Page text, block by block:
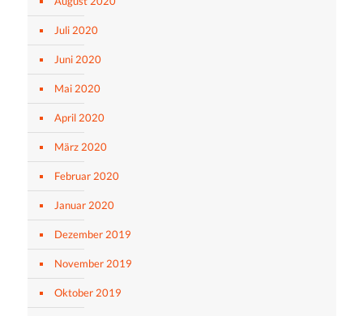
Juli 2020
Juni 2020
Mai 2020
April 2020
März 2020
Februar 2020
Januar 2020
Dezember 2019
November 2019
Oktober 2019